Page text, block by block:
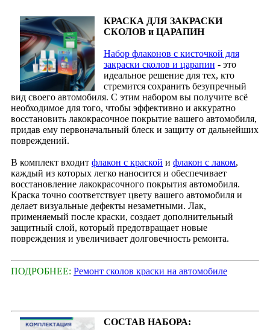
КРАСКА ДЛЯ ЗАКРАСКИ
СКОЛОВ и ЦАРАПИН
Набор флаконов с кисточкой для
закраски сколов и царапин - это
идеальное решение для тех, кто
стремится сохранить безупречный
вид своего автомобиля. С этим набором вы получите всё
необходимое для того, чтобы эффективно и аккуратно
восстановить лакокрасочное покрытие вашего автомобиля,
придав ему первоначальный блеск и защиту от дальнейших
повреждений.
В комплект входит флакон с краской и флакон с лаком,
каждый из которых легко наносится и обеспечивает
восстановление лакокрасочного покрытия автомобиля.
Краска точно соответствует цвету вашего автомобиля и
делает визуальные дефекты незаметными. Лак,
применяемый после краски, создает дополнительный
защитный слой, который предотвращает новые
повреждения и увеличивает долговечность ремонта.
ПОДРОБНЕЕ: Ремонт сколов краски на автомобиле
СОСТАВ НАБОРА: